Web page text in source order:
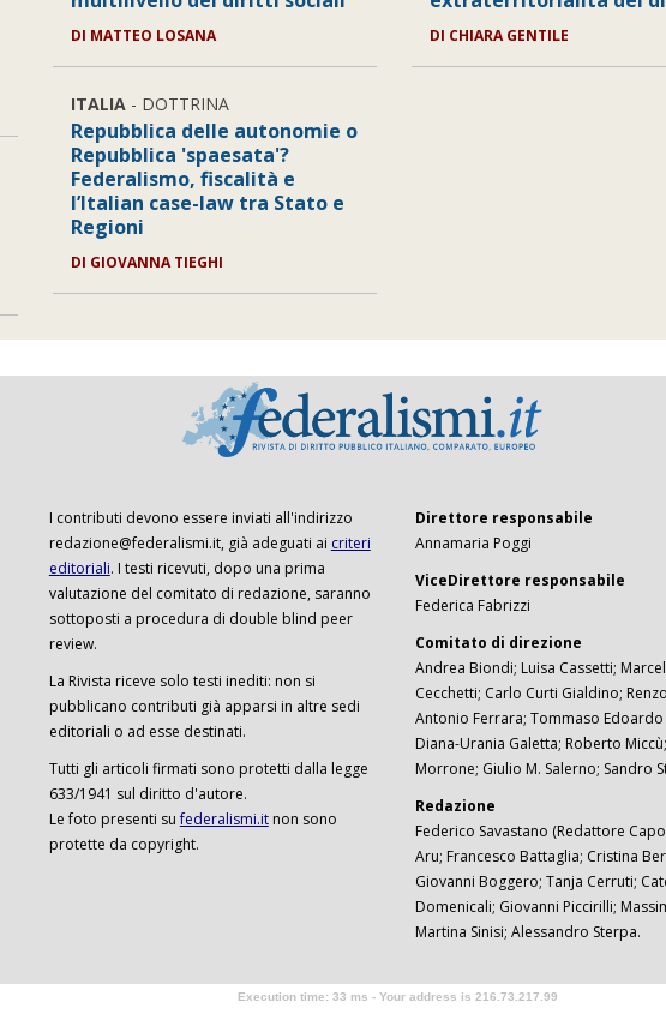
DI MATTEO LOSANA
ITALIA - DOTTRINA
Repubblica delle autonomie o
Repubblica 'spaesata'?
Federalismo, fiscalità e
l’Italian case-law tra Stato e
Regioni
DI GIOVANNA TIEGHI
DI CHIARA GENTILE
I contributi devono essere inviati all'indirizzo
redazione@federalismi.it, già adeguati ai criteri
editoriali. I testi ricevuti, dopo una prima
valutazione del comitato di redazione, saranno
sottoposti a procedura di double blind peer
review.
La Rivista riceve solo testi inediti: non si
pubblicano contributi già apparsi in altre sedi
editoriali o ad esse destinati.
Tutti gli articoli firmati sono protetti dalla legge
633/1941 sul diritto d'autore.
Le foto presenti sufederalismi.itnon sono
protette da copyright.
Direttore responsabile
Annamaria Poggi
ViceDirettore responsabile
Federica Fabrizzi
Comitato di direzione
Andrea Biondi; Luisa Cassetti;
Cecchetti; Carlo Curti Gialdino;
Antonio Ferrara; Tommaso Edoardo
Diana-Urania Galetta; Roberto
Morrone; Giulio M. Salerno; Sandro
Redazione
Federico Savastano (Redattore
Aru; Francesco Battaglia; Cristina
Giovanni Boggero; Tanja Cerruti;
Domenicali; Giovanni Piccirilli;
Martina Sinisi; Alessandro Sterpa.
Execution time: 33 ms - Your address is 216.73.217.99